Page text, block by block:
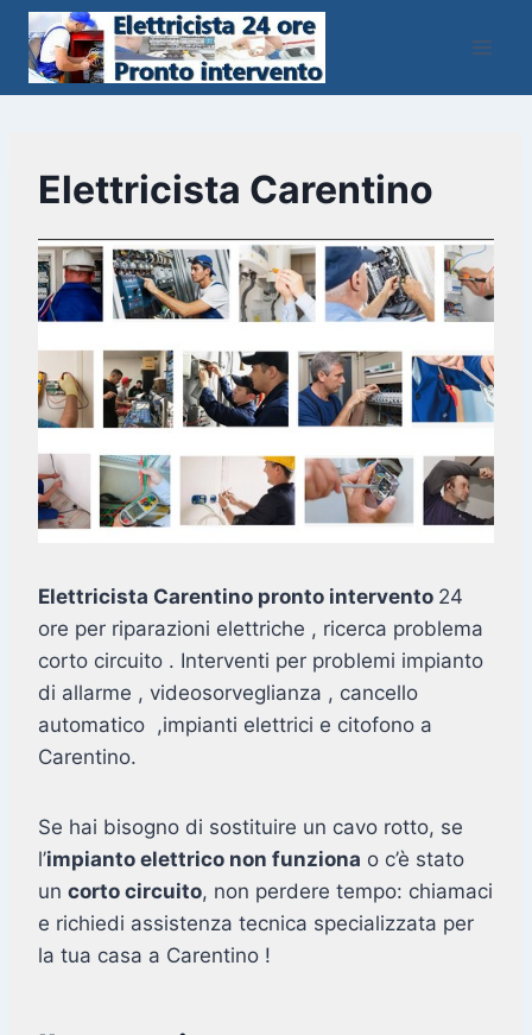
Salta
contenuto
Elettricista Carentino
Elettricista Carentino pronto intervento 24
ore per riparazioni elettriche , ricerca problema
corto circuito . Interventi per problemi impianto
di allarme , videosorveglianza , cancello
automatico ,impianti elettrici e citofono a
Carentino.
Se hai bisogno di sostituire un cavo rotto, se
l’impianto elettrico non funziona o c’è stato
un corto circuito, non perdere tempo: chiamaci
e richiedi assistenza tecnica specializzata per
la tua casa a Carentino !